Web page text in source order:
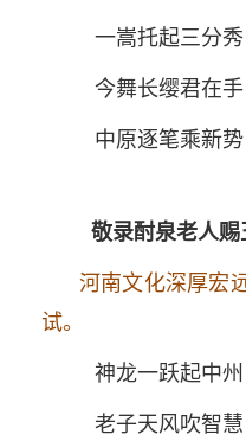
一嵩托起三分秀
今舞长缨君在手
中原逐笔乘新
敬录酎泉老人赐
河南文化深厚宏
试。
神龙一跃起中州
老子天风吹智慧